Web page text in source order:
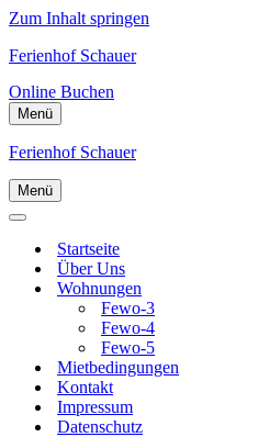
Zum Inhalt springen
Ferienhof Schauer
Online Buchen
Menü
Navigations-
Menü
Ferienhof Schauer
Menü
Navigations-
Navigations-
Startseite
Über Uns
Wohnungen
Fewo-3
Fewo-4
Fewo-5
Mietbedingungen
Kontakt
Impressum
Datenschutz